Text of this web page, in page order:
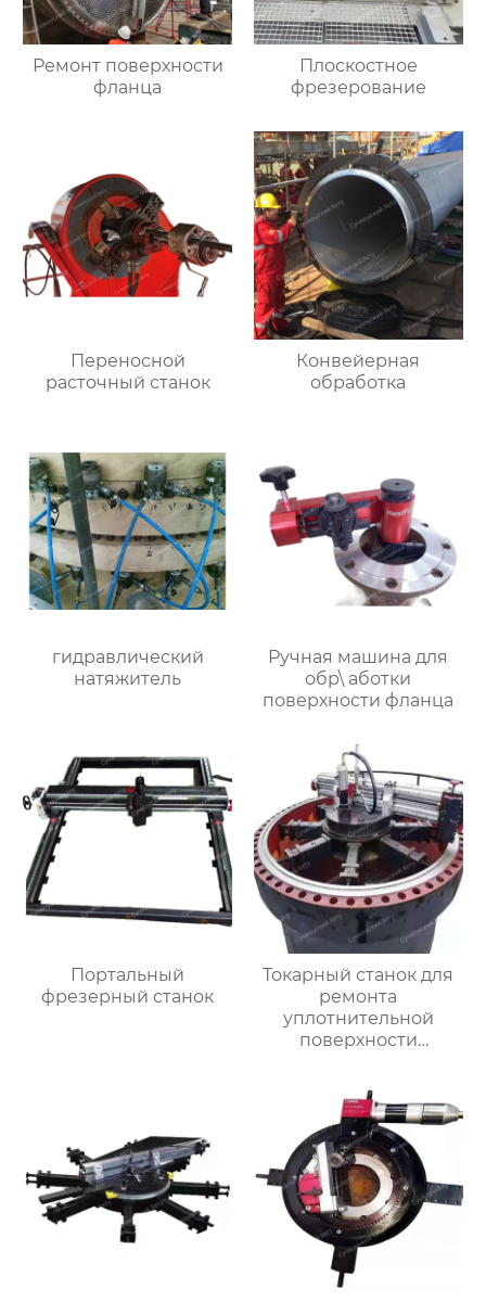
Ремонт поверхности
фланца
Плоскостное
фрезерование
Переносной
расточный станок
Конвейерная
обработка
гидравлический
натяжитель
Ручная машина для
обр\ аботки
поверхности фланца
Портальный
фрезерный станок
Токарный станок для
ремонта
уплотнительной
поверхности